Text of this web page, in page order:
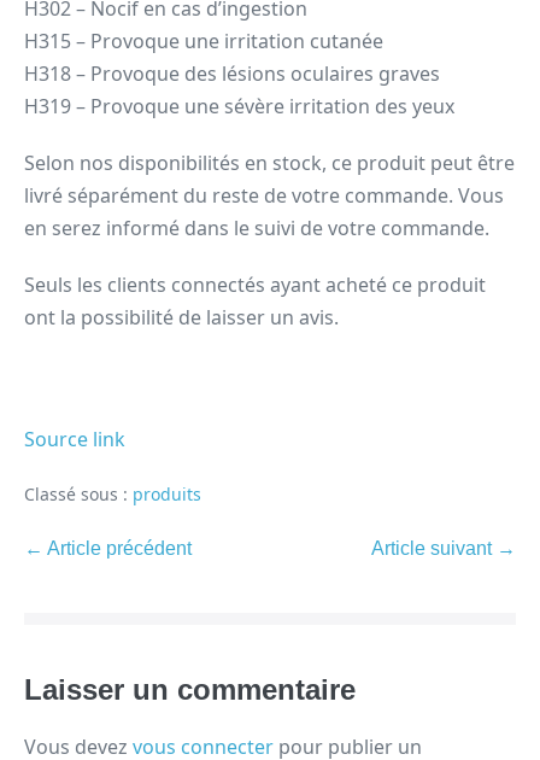
H302 – Nocif en cas d’ingestion
H315 – Provoque une irritation cutanée
H318 – Provoque des lésions oculaires graves
H319 – Provoque une sévère irritation des yeux
Selon nos disponibilités en stock, ce produit peut être
livré séparément du reste de votre commande. Vous
en serez informé dans le suivi de votre commande.
Seuls les clients connectés ayant acheté ce produit
ont la possibilité de laisser un avis.
Source link
Classé sous : produits
← Article précédent Article suivant →
Laisser un commentaire
Vous devez vous connecter pour publier un